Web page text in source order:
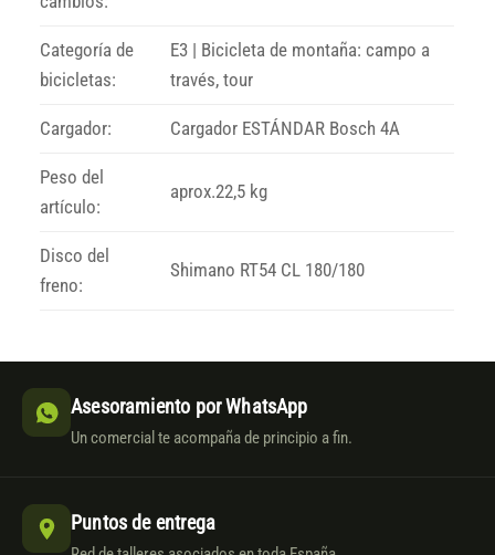
Categoría de
bicicletas:
E3 | Bicicleta de montaña: campo a
través, tour
Cargador: Cargador ESTÁNDAR Bosch 4A
Peso del
artículo:
aprox.22,5 kg
Disco del
freno:
Shimano RT54 CL 180/180
Asesoramiento por WhatsApp
Un comercial te acompaña de principio a fin.
Puntos de entrega